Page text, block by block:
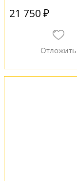
21 750 ₽